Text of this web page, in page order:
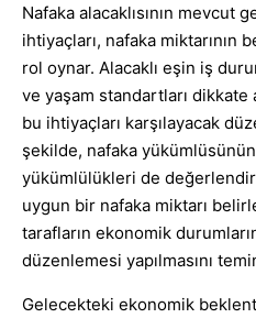
Nafaka alacaklısının mevcut
ihtiyaçları, nafaka
rol oynar. Alacaklı eşin iş
ve yaşam standartları dikkate
bu ihtiyaçları karşılayacak
şekilde, nafaka
yükümlülükleri de
uygun bir nafaka miktarı
tarafların ekonomik
düzenlemesi yapılmasını
Gelecekteki ekonomik